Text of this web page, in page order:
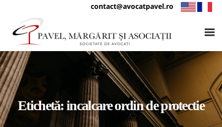
contact@avocatpavel.ro
Etichetă:incalcare ordin de protectie